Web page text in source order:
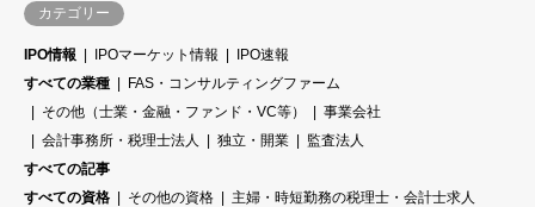
カテゴリー
IPO情報 IPOマーケット情報
IPO速報
すべての業種
FAS・コンサルティングファーム
その他（士業・金融・ファンド・VC等）
事業会社
会計事務所・税理士法人
独立・開業
監査法人
すべての記事
すべての資格
その他の資格
主婦・時短勤務の税理士・会計士求人